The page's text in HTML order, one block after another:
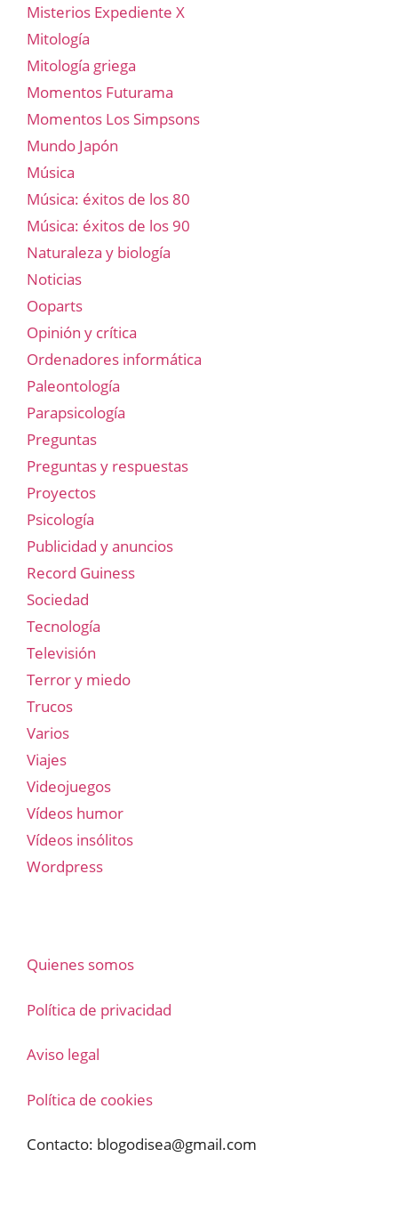
Misterios Expediente X
Mitología
Mitología griega
Momentos Futurama
Momentos Los Simpsons
Mundo Japón
Música
Música: éxitos de los 80
Música: éxitos de los 90
Naturaleza y biología
Noticias
Ooparts
Opinión y crítica
Ordenadores informática
Paleontología
Parapsicología
Preguntas
Preguntas y respuestas
Proyectos
Psicología
Publicidad y anuncios
Record Guiness
Sociedad
Tecnología
Televisión
Terror y miedo
Trucos
Varios
Viajes
Videojuegos
Vídeos humor
Vídeos insólitos
Wordpress
Quienes somos
Política de privacidad
Aviso legal
Política de cookies
Contacto: blogodisea@gmail.com